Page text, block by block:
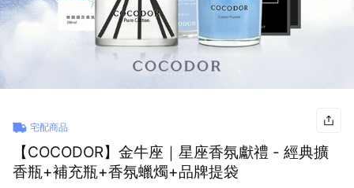
宅配商品
【COCODOR】金牛座｜星座香氛獻禮 - 經典擴
香瓶+補充瓶+香氛蠟燭+品牌提袋